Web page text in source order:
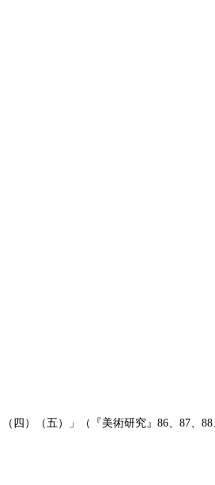
）（五）」（『美術研究』86、87、88